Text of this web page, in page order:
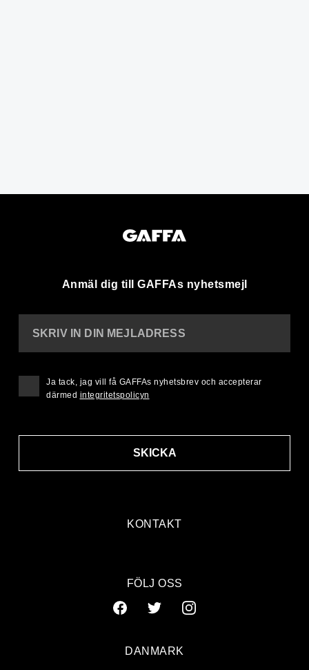
Anmäl dig till GAFFAs nyhetsmejl
KONTAKT
SKRIV IN DIN MEJLADRESS
SKICKA
Ja tack, jag vill få GAFFAs nyhetsbrev och accepterar
därmed integritetspolicyn
FÖLJ OSS
DANMARK